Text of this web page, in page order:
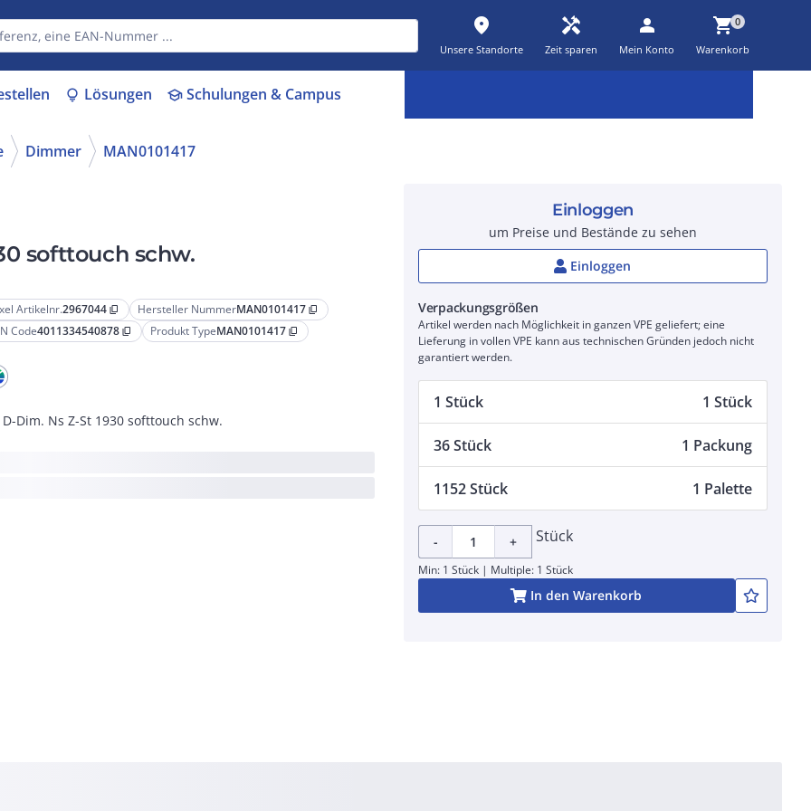
place
Unsere Standorte
handyman
Zeit sparen
person
Mein Konto
shopping_cart0
Warenkorb
lightbulb Lösungen schoolSchulungen & Campus
Dimmer MAN0101417
softtouch schw.
Artikelnr.2967044 content_copy Hersteller NummerMAN0101417 content_copy
Code4011334540878 content_copy Produkt TypeMAN0101417 content_copy
Dim. Ns Z-St 1930 softtouch schw.
Einloggen
um Preise und Bestände zu sehen
Einloggen
Verpackungsgrößen
Artikel werden nach Möglichkeit in ganzen VPE geliefert; eine
Lieferung in vollen VPE kann aus technischen Gründen jedoch nicht
garantiert werden.
1 Stück 1 Stück
36 Stück 1 Packung
1152 Stück 1 Palette
- + Stück
Min: 1 Stück | Multiple: 1 Stück
In den Warenkorb